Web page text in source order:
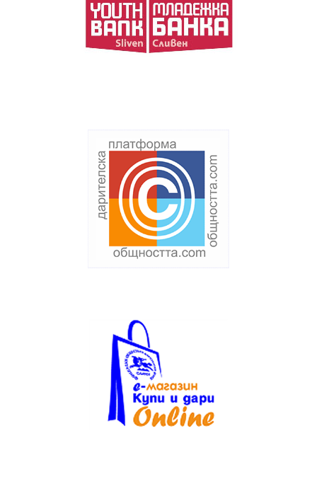
Текст на текстов
featuredimage. Някаква
проба тук.